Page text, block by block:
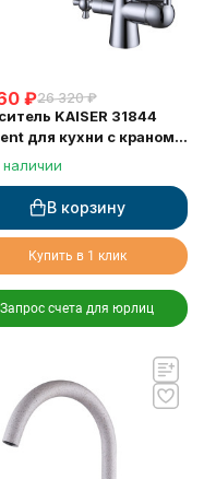
₽26 320 ₽
KAISER 31844
для кухни с краном
воды
В корзину
Купить в 1 клик
Запрос счета для юрлиц